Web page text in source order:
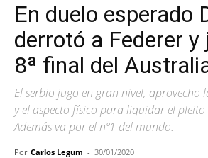
En duelo esperado
derrotó a Federer y
8ª final del
El serbio jugo en gran nivel, aprovecho
y el aspecto físico para liquidar el pleito
Además va por el nº1 del mundo.
Por Carlos Legum - 30/01/2020